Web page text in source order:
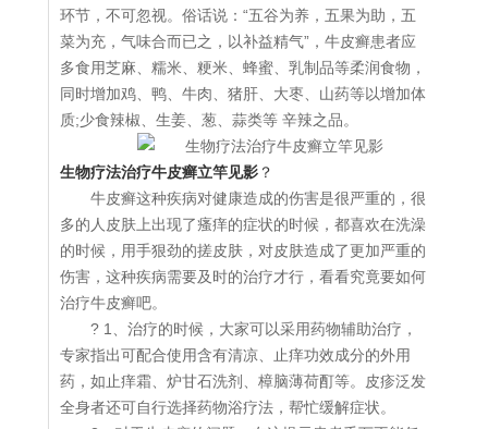
环节，不可忽视。俗话说：“五谷为养，五果为助，五
菜为充，气味合而已之，以补益精气”，牛皮癣患者应
多食用芝麻、糯米、粳米、蜂蜜、乳制品等柔润食物，
同时增加鸡、鸭、牛肉、猪肝、大枣、山药等以增加体
质;少食辣椒、生姜、葱、蒜类等 辛辣之品。
生物疗法治疗牛皮癣立竿见影 ？
牛皮癣这种疾病对健康造成的伤害是很严重的，很
多的人皮肤上出现了瘙痒的症状的时候，都喜欢在洗澡
的时候，用手狠劲的搓皮肤，对皮肤造成了更加严重的
伤害，这种疾病需要及时的治疗才行，看看究竟要如何
治疗牛皮癣吧。
? 1、治疗的时候，大家可以采用药物辅助治疗，
专家指出可配合使用含有清凉、止痒功效成分的外用
药，如止痒霜、炉甘石洗剂、樟脑薄荷酊等。皮疹泛发
全身者还可自行选择药物浴疗法，帮忙缓解症状。